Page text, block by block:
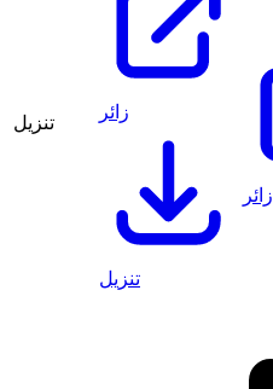
تنزيل
زائر
تنزيل
زائر